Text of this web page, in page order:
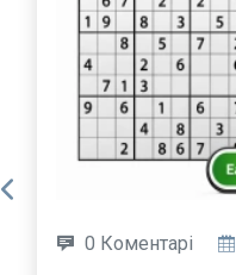
0 Коментарі